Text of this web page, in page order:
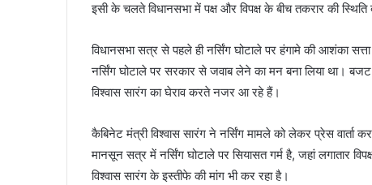
इसी के चलते विधानसभा में पक्ष और विपक्ष के बीच तकरार की
विधानसभा सत्र से पहले ही नर्सिंग घोटाले पर हंगामे की आशंका
नर्सिंग घोटाले पर सरकार से जवाब लेने का मन बना लिया था।
विश्वास सारंग का घेराव करते नजर आ रहे हैं।
कैबिनेट मंत्री विश्वास सारंग ने नर्सिंग मामले को लेकर प्रेस
मानसून सत्र में नर्सिंग घोटाले पर सियासत गर्म है, जहां लगातार
विश्वास सारंग के इस्तीफे की मांग भी कर रहा है।